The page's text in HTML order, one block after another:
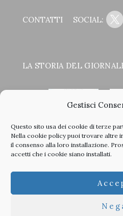
Gestisci
Questo sito usa dei cookie di terze
Nella cookie policypuoi trovare altre
il consenso alla loro installazione.
accetti che i cookie siano installati.
CONTATTI SOCIAL:
x
LA STORIA DEL
<
tutti i nostri vecchi numeri in